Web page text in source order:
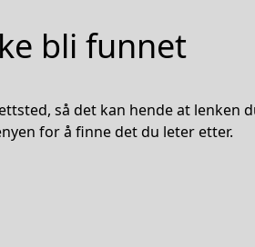
bli funnet
så det kan hende at
for å finne det du leter etter.